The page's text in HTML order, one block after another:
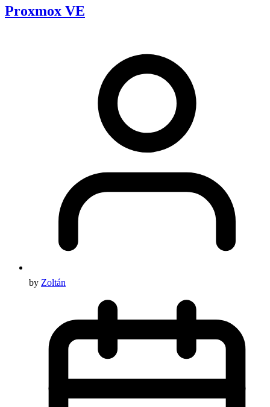
Proxmox VE
by Zoltán